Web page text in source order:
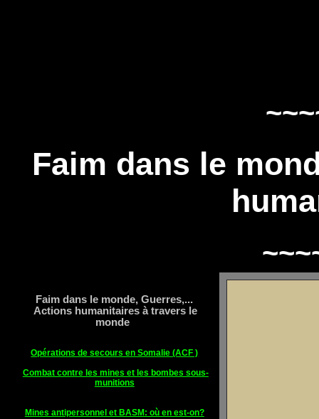
Faim dans le
Faim dans le monde, Guerres,...
Actions humanitaires à travers le
monde
Opérations de secours en Somalie (ACF )
Combat contre les mines et les bombes sous-
munitions
Mines antipersonnel et BASM: où en est-on?